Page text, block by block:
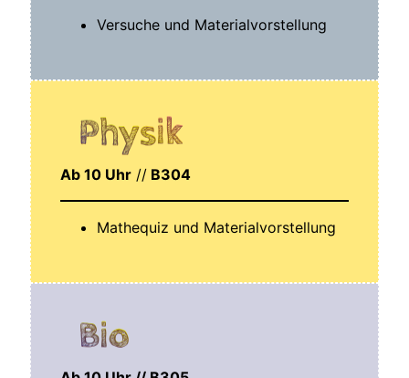
Ver­su­che und Materialvorstellung
Physik
Ab 10 Uhr // B304
Mathe­quiz und Materialvorstellung
Bio